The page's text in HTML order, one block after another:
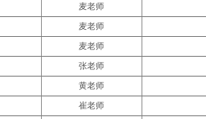
麦老师
麦老师
麦老师
张老师
黄老师
崔老师